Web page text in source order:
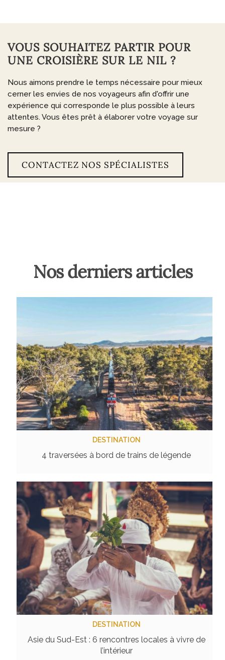
VOUS SOUHAITEZ PARTIR POUR
UNE CROISIÈRE SUR LE NIL ?
Nous aimons prendre le temps nécessaire pour mieux
cerner les envies de nos voyageurs afin d'offrir une
expérience qui corresponde le plus possible à leurs
attentes. Vous êtes prêt à élaborer votre voyage sur
mesure ?
CONTACTEZ NOS SPÉCIALISTES
Nos derniers articles
DESTINATION
4 traversées à bord de trains de légende
DESTINATION
Asie du Sud-Est : 6 rencontres locales à vivre de
l’intérieur